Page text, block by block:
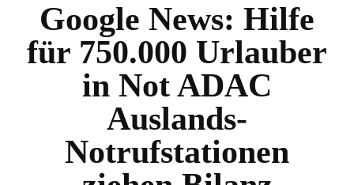
Google News: Hilfe
für 750.000 Urlauber
in Not ADAC
Auslands-
Notrufstationen